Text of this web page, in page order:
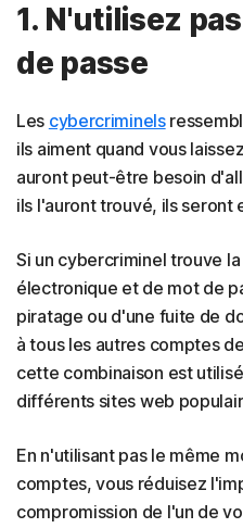
1. N'utilisez
de passe
Les cybercriminels
ils aiment quand vous
auront peut-être besoin
ils l'auront trouvé, ils seront
Si un cybercriminel trouve
électronique et de mot de
piratage ou d'une fuite de
à tous les autres comptes
cette combinaison est
différents sites web
En n'utilisant pas le même
comptes, vous réduisez
compromission de l'un de